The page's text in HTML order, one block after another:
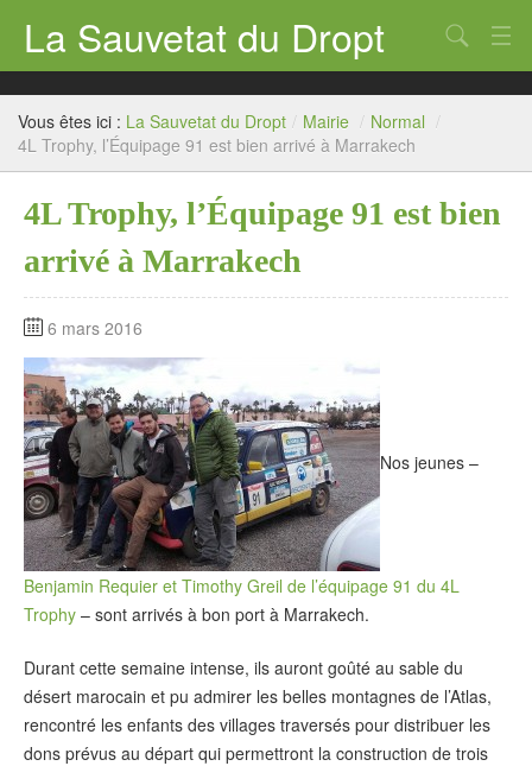
La Sauvetat du Dropt
Accueil
Mairie
Archives
Agenda 2026
Contact
Chercher
Vous êtes ici : La Sauvetat du Dropt / Mairie / Normal /
4L Trophy, l’Équipage 91 est bien arrivé à Marrakech
4L Trophy, l’Équipage 91 est bien
arrivé à Marrakech
6 mars 2016
Nos jeunes –
Benjamin Requier et Timothy Greil de l’équipage 91 du 4L
Trophy – sont arrivés à bon port à Marrakech.
Durant cette semaine intense, ils auront goûté au sable du
désert marocain et pu admirer les belles montagnes de l’Atlas,
rencontré les enfants des villages traversés pour distribuer les
dons prévus au départ qui permettront la construction de trois